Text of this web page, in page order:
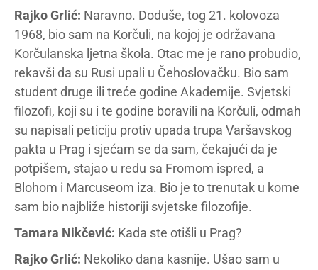
Rajko Grlić: Naravno. Doduše, tog 21. kolovoza
1968, bio sam na Korčuli, na kojoj je održavana
Korčulanska ljetna škola. Otac me je rano probudio,
rekavši da su Rusi upali u Čehoslovačku. Bio sam
student druge ili treće godine Akademije. Svjetski
filozofi, koji su i te godine boravili na Korčuli, odmah
su napisali peticiju protiv upada trupa Varšavskog
pakta u Prag i sjećam se da sam, čekajući da je
potpišem, stajao u redu sa Fromom ispred, a
Blohom i Marcuseom iza. Bio je to trenutak u kome
sam bio najbliže historiji svjetske filozofije.
Tamara Nikčević: Kada ste otišli u Prag?
Rajko Grlić: Nekoliko dana kasnije. Ušao sam u